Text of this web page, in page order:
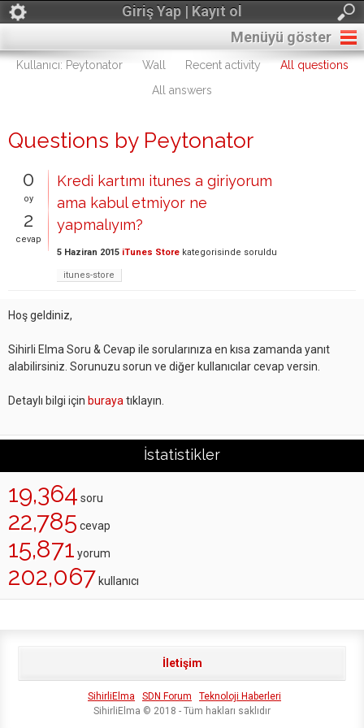
Giriş Yap | Kayıt ol
Menüyü göster
Kullanıcı: Peytonator Wall Recent activity
All questions
All answers
Questions by Peytonator
0
oy
2
cevap
Kredi kartımı itunes a giriyorum
ama kabul etmiyor ne
yapmalıyım?
5 Haziran 2015 iTunes Store kategorisinde soruldu
itunes-store
Hoş geldiniz,
Sihirli Elma Soru & Cevap ile sorularınıza en kısa zamanda yanıt
alabilirsiniz. Sorunuzu sorun ve diğer kullanıcılar cevap versin.
Detaylı bilgi için buraya tıklayın.
İstatistikler
19,364 soru
22,785 cevap
15,871 yorum
202,067 kullanıcı
İletişim
SihirliElma SDN Forum
Teknoloji Haberleri
SihirliElma © 2018 - Tüm hakları saklıdır